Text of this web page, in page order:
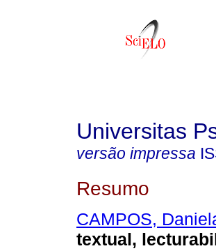
Universitas
versão impressa
Resumo
CAMPOS,
textual,